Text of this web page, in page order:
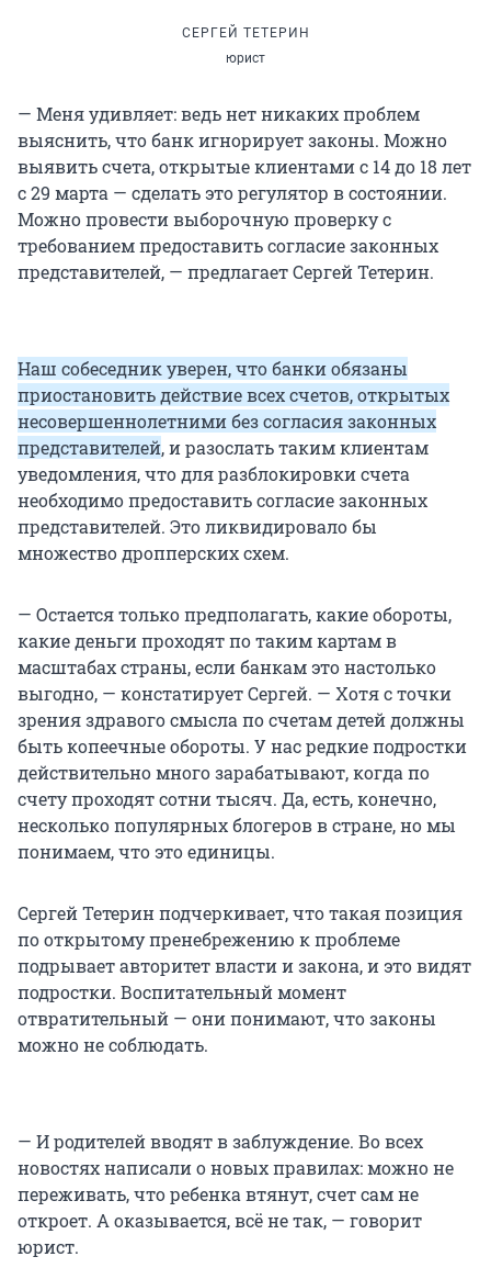
СЕРГЕЙ ТЕТЕРИН
юрист
— Меня удивляет: ведь нет никаких проблем
выяснить, что банк игнорирует законы. Можно
выявить счета, открытые клиентами с 14 до 18 лет
с 29 марта — сделать это регулятор в состоянии.
Можно провести выборочную проверку с
требованием предоставить согласие законных
представителей, — предлагает Сергей Тетерин.
Наш собеседник уверен, что банки обязаны
приостановить действие всех счетов, открытых
несовершеннолетними без согласия законных
представителей, и разослать таким клиентам
уведомления, что для разблокировки счета
необходимо предоставить согласие законных
представителей. Это ликвидировало бы
множество дропперских схем.
— Остается только предполагать, какие обороты,
какие деньги проходят по таким картам в
масштабах страны, если банкам это настолько
выгодно, — констатирует Сергей. — Хотя с точки
зрения здравого смысла по счетам детей должны
быть копеечные обороты. У нас редкие подростки
действительно много зарабатывают, когда по
счету проходят сотни тысяч. Да, есть, конечно,
несколько популярных блогеров в стране, но мы
понимаем, что это единицы.
Сергей Тетерин подчеркивает, что такая позиция
по открытому пренебрежению к проблеме
подрывает авторитет власти и закона, и это видят
подростки. Воспитательный момент
отвратительный — они понимают, что законы
можно не соблюдать.
— И родителей вводят в заблуждение. Во всех
новостях написали о новых правилах: можно не
переживать, что ребенка втянут, счет сам не
откроет. А оказывается, всё не так, — говорит
юрист.